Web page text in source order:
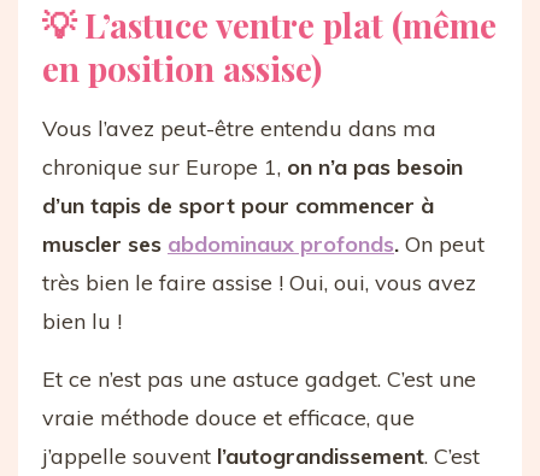
💡 L’astuce ventre plat (même
en position assise)
Vous l’avez peut-être entendu dans ma
chronique sur Europe 1, on n’a pas besoin
d’un tapis de sport pour commencer à
muscler ses abdominaux profonds. On peut
très bien le faire assise ! Oui, oui, vous avez
bien lu !
Et ce n’est pas une astuce gadget. C’est une
vraie méthode douce et efficace, que
j’appelle souvent l’autograndissement. C’est